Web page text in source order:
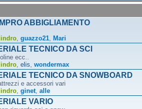
ABBIGLIAMENTO
guazzo21 Mari
TECNICO DA SCI
ecc..
elis wondermax
TECNICO DA SNOWBOARD
e accessori vari
ginet alle
VARIO